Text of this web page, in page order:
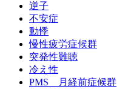
逆子
不安症
動悸
慢性疲労症候群
突発性難聴
冷え性
PMS 月経前症候群